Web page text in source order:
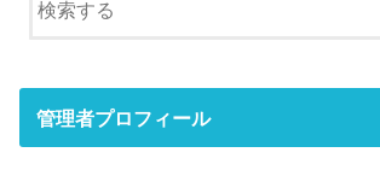
管理者プロフィール